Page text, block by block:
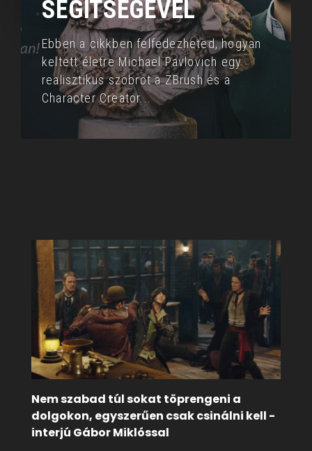
SEGÍTSÉGÉVEL
Ebben a cikkben felfedezheted, hogyan
keltett életre Michael Pavlovich egy
realisztikusszobrot a ZBrush és a
Character Creator...
Nem szabad túl sokat töprengeni a
dolgokon, egyszerűen csak csinálni kell -
interjú Gábor Miklóssal